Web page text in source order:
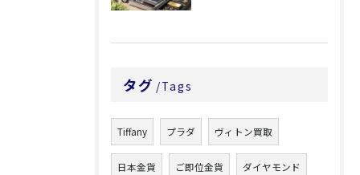
タグ Tags
Tiffany プラダ ヴィトン買取
日本金貨 ご即位金貨 ダイヤモンド